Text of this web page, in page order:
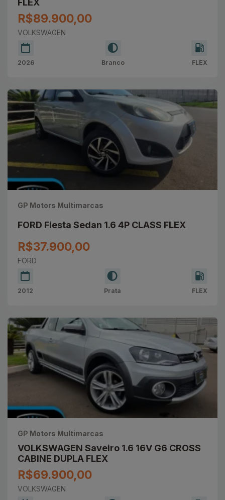
FLEX
R$89.900,00
VOLKSWAGEN
2026 Branco FLEX
GP Motors Multimarcas
FORD Fiesta Sedan 1.6 4P CLASS FLEX
R$37.900,00
FORD
2012 Prata FLEX
GP Motors Multimarcas
VOLKSWAGEN Saveiro 1.6 16V G6 CROSS
CABINE DUPLA FLEX
R$69.900,00
VOLKSWAGEN